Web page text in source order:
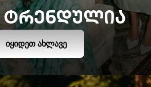
ᲢᲠᲔᲜᲓᲣᲚᲘᲐ
ᲘᲧᲘᲓᲔᲗ ᲐᲮᲚᲐᲕᲔ